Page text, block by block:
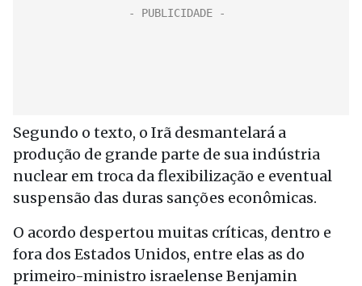
Segundo o texto, o Irã desmantelará a
produção de grande parte de sua indústria
nuclear em troca da flexibilização e eventual
suspensão das duras sanções econômicas.
O acordo despertou muitas críticas, dentro e
fora dos Estados Unidos, entre elas as do
primeiro-ministro israelense Benjamin